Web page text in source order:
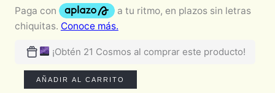
¡Obtén 21 Cosmos al comprar este producto!
AÑADIR AL CARRITO